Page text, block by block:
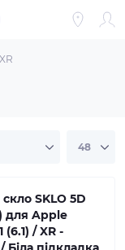
SKLO 5D
для Apple
(6.1) / XR -